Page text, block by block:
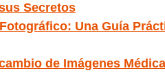
Secretos
Una Guía
de Imágenes